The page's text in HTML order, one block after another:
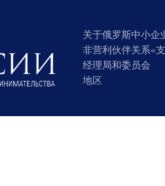
关于俄罗斯中小企
非营利伙伴关系«
经理局和委员会
地区